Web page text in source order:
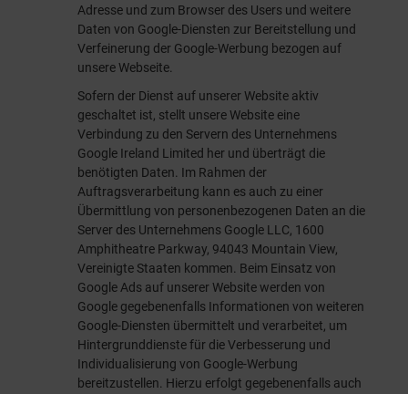
Adresse und zum Browser des Users und weitere
Daten von Google-Diensten zur Bereitstellung und
Verfeinerung der Google-Werbung bezogen auf
unsere Webseite.
Sofern der Dienst auf unserer Website aktiv
geschaltet ist, stellt unsere Website eine
Verbindung zu den Servern des Unternehmens
Google Ireland Limited her und überträgt die
benötigten Daten. Im Rahmen der
Auftragsverarbeitung kann es auch zu einer
Übermittlung von personenbezogenen Daten an die
Server des Unternehmens Google LLC, 1600
Amphitheatre Parkway, 94043 Mountain View,
Vereinigte Staaten kommen. Beim Einsatz von
Google Ads auf unserer Website werden von
Google gegebenenfalls Informationen von weiteren
Google-Diensten übermittelt und verarbeitet, um
Hintergrunddienste für die Verbesserung und
Individualisierung von Google-Werbung
bereitzustellen. Hierzu erfolgt gegebenenfalls auch